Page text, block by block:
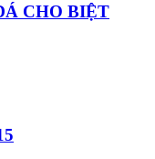
CHO BIỆT